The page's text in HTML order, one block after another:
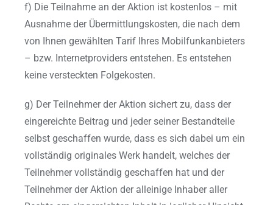
f) Die Teilnahme an der Aktion ist kostenlos – mit
Ausnahme der Übermittlungskosten, die nach dem
von Ihnen gewählten Tarif Ihres Mobilfunkanbieters
– bzw. Internetproviders entstehen. Es entstehen
keine versteckten Folgekosten.
g) Der Teilnehmer der Aktion sichert zu, dass der
eingereichte Beitrag und jeder seiner Bestandteile
selbst geschaffen wurde, dass es sich dabei um ein
vollständig originales Werk handelt, welches der
Teilnehmer vollständig geschaffen hat und der
Teilnehmer der Aktion der alleinige Inhaber aller